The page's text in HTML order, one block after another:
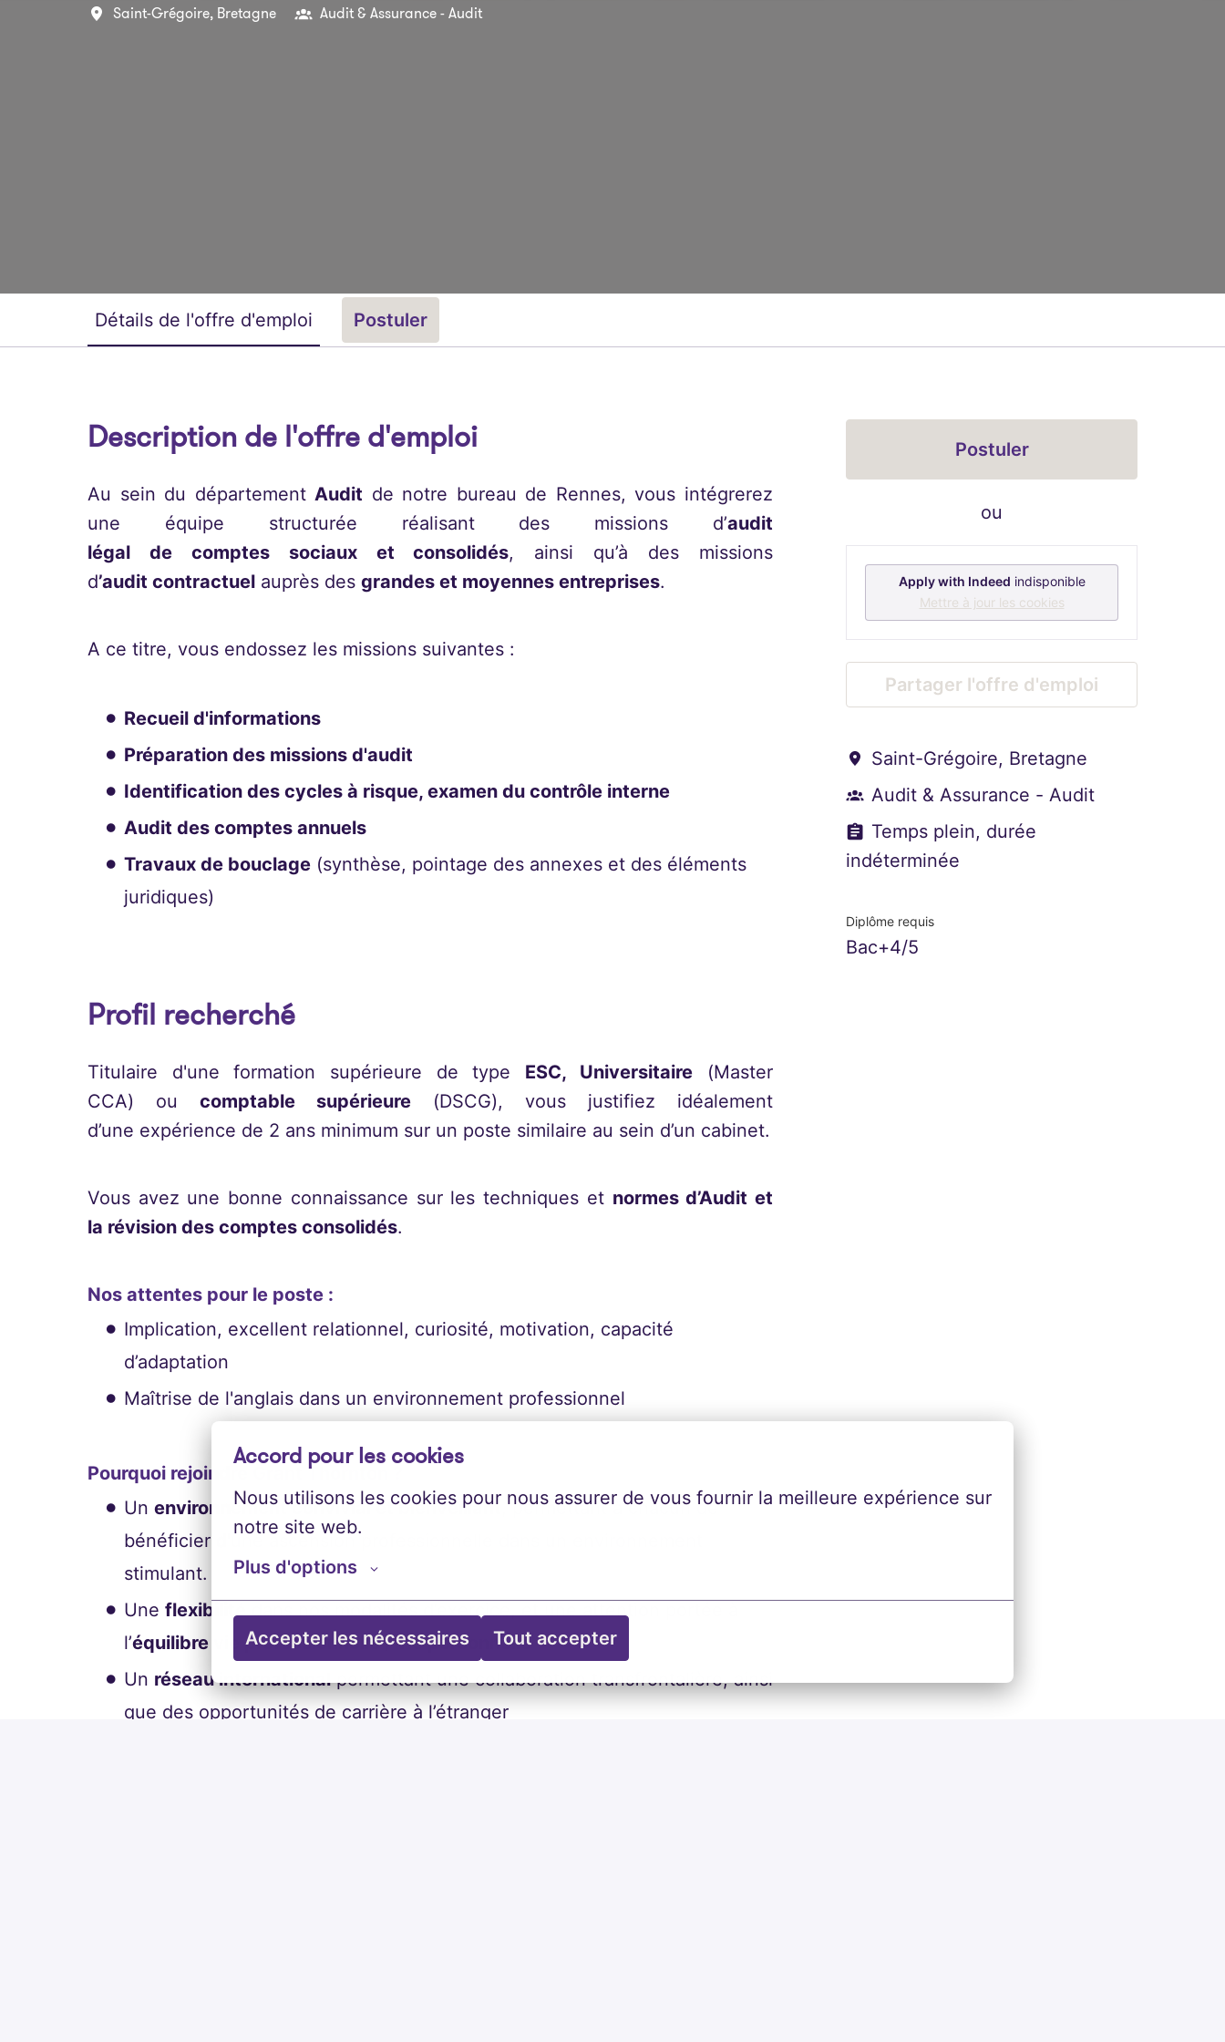
Accord pour les cookies
Nous utilisons les cookies pour nous assurer de vous fournir la meilleure expérience sur
notre site web.
Plus d'options
Accepter les nécessaires Tout accepter
Saint-Grégoire, Bretagne Audit & Assurance - Audit
Détails de l'offre d'emploi Postuler
Description de l'offre d'emploi
Au sein du départementAudit de notre bureau de Rennes, vous intégrerez
une équipe structurée réalisant des missions d’audit
légal de comptes sociaux et consolidés, ainsi qu’à des missions
d’audit contractuel auprès des grandes et moyennes entreprises.
A ce titre, vous endossez les missions suivantes :
Recueil d'informations
Préparation des missions d'audit
Identification des cycles à risque, examen du contrôle interne
Audit des comptes annuels
Travaux de bouclage (synthèse, pointage des annexes et des éléments
juridiques)
Profil recherché
Titulaire d'une formation supérieure de type ESC, Universitaire (Master
CCA) ou comptable supérieure (DSCG), vous justifiez idéalement
d’une expérience de 2 ans minimum sur un poste similaire au sein d’un cabinet.
Vous avez une bonne connaissance sur les techniques et normes d’Audit et
la révision des comptes consolidés.
Nos attentes pour le poste :
Implication, excellent relationnel, curiosité, motivation, capacité
d’adaptation
Maîtrise de l'anglais dans un environnement professionnel
Pourquoi rejoindre Grant Thornton ?
Un environnement convivial et bienveillant , permettant à chacun de
bénéficier d'une ascension professionnelle dans un environnement
stimulant.
Une flexibilitédans nos modalités d’exercice, et une attention portée à
l’équilibre vie professionnelle / vie personnelle
Un réseau internationalpermettant une collaboration transfrontalière, ainsi
que des opportunités de carrière à l’étranger
Postuler
ou
Apply with Indeed indisponible
Mettre à jour les cookies
Partager l'offre d'emploi
Saint-Grégoire, Bretagne
Audit & Assurance - Audit
Temps plein, durée
indéterminée
Diplôme requis
Bac+4/5